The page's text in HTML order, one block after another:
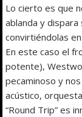
Lo cierto es que
ablanda y
convirtiéndolas
En este caso el
potente),
pecaminoso y
acústico,
“Round Trip” es